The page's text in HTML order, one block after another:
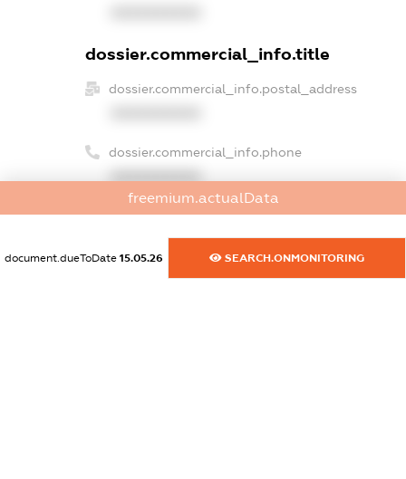
dossier.commercial_info.title
dossier.commercial_info.postal_address
dossier.commercial_info.phone
dossier.commercial_info.fax
XXXXXXXXXX
dossier.commercial_info.email
freemium.actualData
document.dueToDate 15.05.26 SEARCH.ONMONITORING